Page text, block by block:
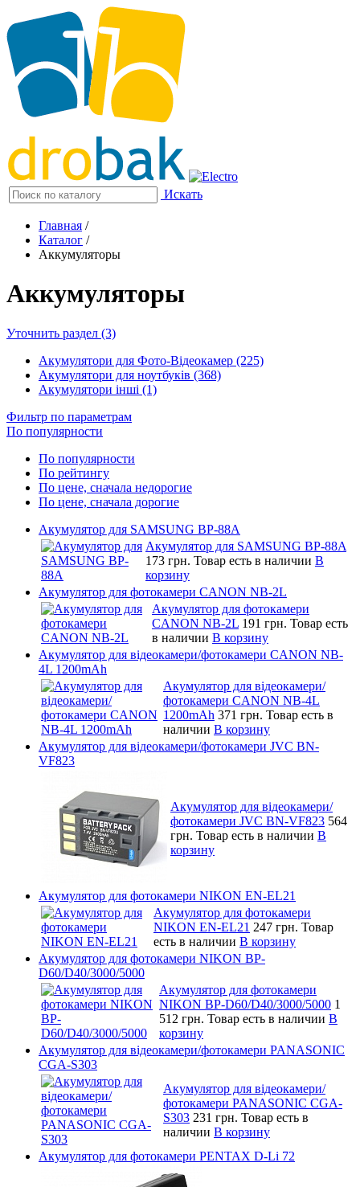
Искать
Главная /
Каталог /
Аккумуляторы
Аккумуляторы
Уточнить раздел (3)
Акумулятори для Фото-Відеокамер (225)
Акумулятори для ноутбуків (368)
Акумулятори інші (1)
Фильтр по параметрам
По популярности
По популярности
По рейтингу
По цене, сначала недорогие
По цене, сначала дорогие
Акумулятор для SAMSUNG BP-88A
Акумулятор для SAMSUNG BP-88A
173 грн. Товар есть в наличии В
корзину
Акумулятор для фотокамери CANON NB-2L
Акумулятор для фотокамери
CANON NB-2L 191 грн. Товар есть
в наличии В корзину
Акумулятор для відеокамери/фотокамери CANON NB-
4L 1200mAh
Акумулятор для відеокамери/
фотокамери CANON NB-4L
1200mAh 371 грн. Товар есть в
наличии В корзину
Акумулятор для відеокамери/фотокамери JVC BN-
VF823
Акумулятор для відеокамери/
фотокамери JVC BN-VF823 564
грн. Товар есть в наличии В
корзину
Акумулятор для фотокамери NIKON EN-EL21
Акумулятор для фотокамери
NIKON EN-EL21 247 грн. Товар
есть в наличии В корзину
Акумулятор для фотокамери NIKON BP-
D60/D40/3000/5000
Акумулятор для фотокамери
NIKON BP-D60/D40/3000/5000 1
512 грн. Товар есть в наличии В
корзину
Акумулятор для відеокамери/фотокамери PANASONIC
CGA-S303
Акумулятор для відеокамери/
фотокамери PANASONIC CGA-
S303 231 грн. Товар есть в
наличии В корзину
Акумулятор для фотокамери PENTAX D-Li 72